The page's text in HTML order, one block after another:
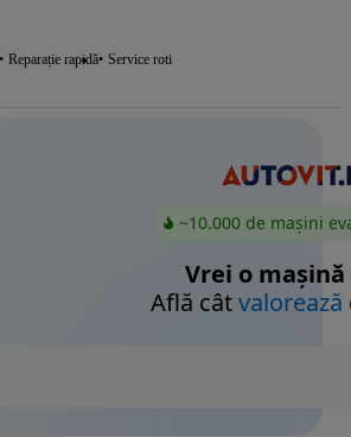
Reparație rapidă Service roti
~10.000 de mașini
Vrei o mașină
Află câtvalorează